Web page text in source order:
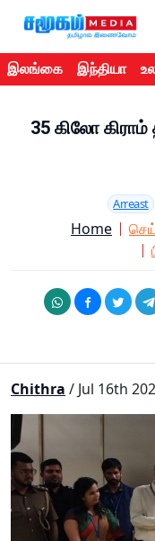
இலங்கை இந்தியா
35 கிலோ
Arreast
Home
Chithra / Jul 16th